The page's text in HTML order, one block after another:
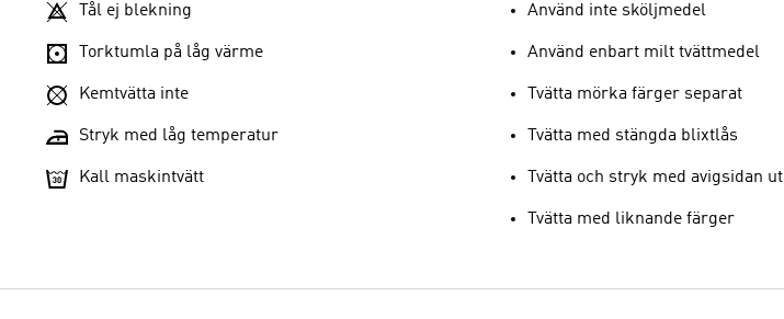
Tål ej blekning
Torktumla på låg värme
Kemtvätta inte
Stryk med låg temperatur
Kall maskintvätt
Använd inte sköljmedel
Använd enbart milt tvättmedel
Tvätta mörka färger separat
Tvätta med stängda blixtlås
Tvätta och stryk med avigsidan ut
Tvätta med liknande färger